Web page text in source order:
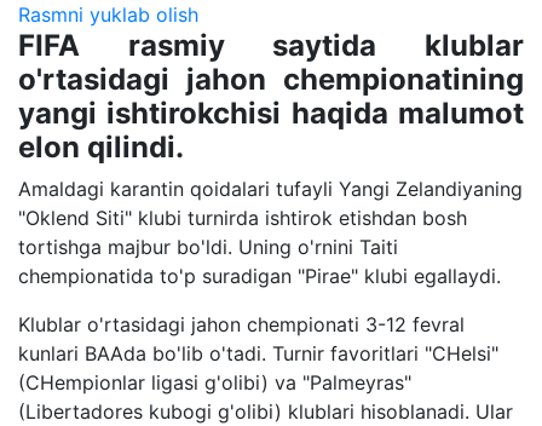
Rasmni yuklab olish
FIFA rasmiy saytida klublar
o'rtasidagi jahon chempionatining
yangi ishtirokchisi haqida malumot
elon qilindi.
Amaldagi karantin qoidalari tufayli Yangi Zelandiyaning
"Oklend Siti" klubi turnirda ishtirok etishdan bosh
tortishga majbur bo'ldi. Uning o'rnini Taiti
chempionatida to'p suradigan "Pirae" klubi egallaydi.
Klublar o'rtasidagi jahon chempionati 3-12 fevral
kunlari BAAda bo'lib o'tadi. Turnir favoritlari "CHelsi"
(CHempionlar ligasi g'olibi) va "Palmeyras"
(Libertadores kubogi g'olibi) klublari hisoblanadi. Ular